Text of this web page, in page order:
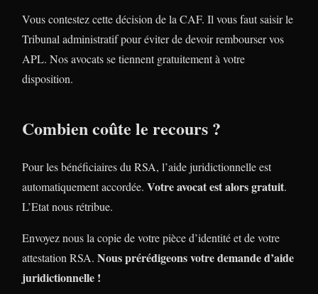
Vous contestez cette décision de la CAF. Il vous faut saisir le
Tribunal administratif pour éviter de devoir rembourser vos
APL. Nos avocats se tiennent gratuitement à votre
disposition.
Combien coûte le recours ?
Pour les bénéficiaires du RSA, l’aide juridictionnelle est
automatiquement accordée. Votre avocat est alors gratuit.
L’Etat nous rétribue.
Envoyez nous la copie de votre pièce d’identité et de votre
attestation RSA. Nous prérédigeons votre demande d’aide
juridictionnelle !